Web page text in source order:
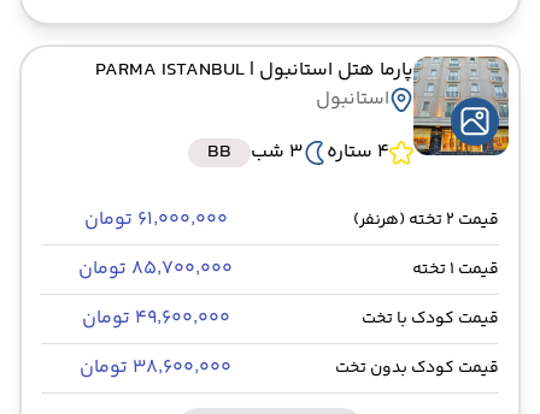
پارما هتل استانبول | PARMA ISTANBUL
استانبول
4 ستاره
3 شب BB
قیمت 2 تخته (هرنفر) ۶۱٬۰۰۰٬۰۰۰ تومان
قیمت 1 تخته ۸۵٬۷۰۰٬۰۰۰ تومان
قیمت کودک با تخت ۴۹٬۶۰۰٬۰۰۰ تومان
قیمت کودک بدون تخت ۳۸٬۶۰۰٬۰۰۰ تومان